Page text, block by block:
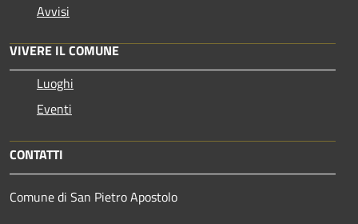
Avvisi
VIVERE IL COMUNE
Luoghi
Eventi
CONTATTI
Comune di San Pietro Apostolo